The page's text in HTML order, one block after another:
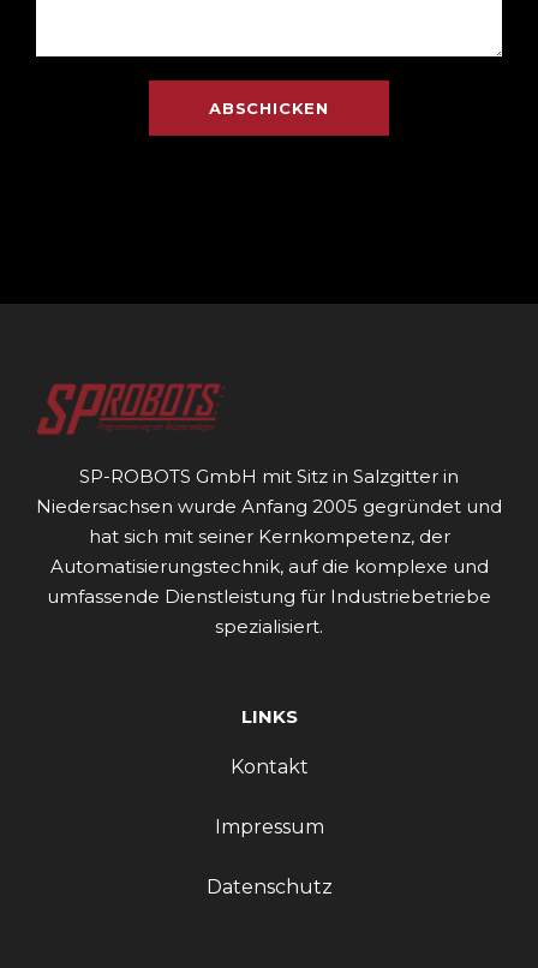
SP-ROBOTS GmbH mit Sitz in Salzgitter in
Niedersachsen wurde Anfang 2005 gegründet und
hat sich mit seiner Kernkompetenz, der
Automatisierungstechnik, auf die komplexe und
umfassende Dienstleistung für Industriebetriebe
spezialisiert.
LINKS
Kontakt
Impressum
Datenschutz